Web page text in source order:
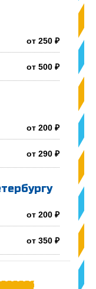
от 250 ₽
от 500 ₽
от 200 ₽
от 290 ₽
от 200 ₽
от 350 ₽